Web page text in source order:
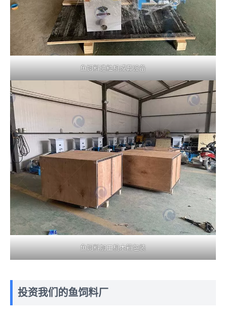
鱼饲料造粒机成套设备
鱼饲料加工机木箱包装
投资我们的鱼饲料厂